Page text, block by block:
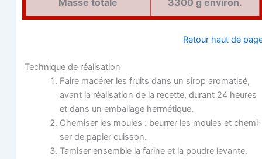
Masse totale 3300 g environ.
Retour haut de
Tech­nique de réalisation
Faire macé­rer les fruits dans un sirop aro­ma­ti­sé,
avant la réa­li­sa­tion de la recette, durant 24 heures
et dans un embal­lage hermétique.
Che­mi­ser les moules : beur­rer les moules et che­mi­
ser de papier cuisson.
Tami­ser ensemble la farine et la poudre levante.